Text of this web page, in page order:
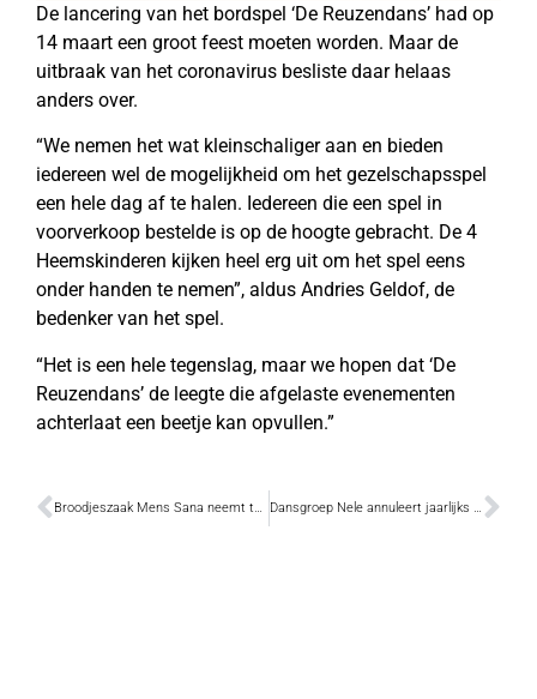
De lancering van het bordspel ‘De Reuzendans’ had op
14 maart een groot feest moeten worden. Maar de
uitbraak van het coronavirus besliste daar helaas
anders over.
“We nemen het wat kleinschaliger aan en bieden
iedereen wel de mogelijkheid om het gezelschapsspel
een hele dag af te halen. Iedereen die een spel in
voorverkoop bestelde is op de hoogte gebracht. De 4
Heemskinderen kijken heel erg uit om het spel eens
onder handen te nemen”, aldus Andries Geldof, de
bedenker van het spel.
“Het is een hele tegenslag, maar we hopen dat ‘De
Reuzendans’ de leegte die afgelaste evenementen
achterlaat een beetje kan opvullen.”
Broodjeszaak Mens Sana neemt telefonisch afhaal bestellingen aan Dansgroep Nele annuleert jaarlijks gala